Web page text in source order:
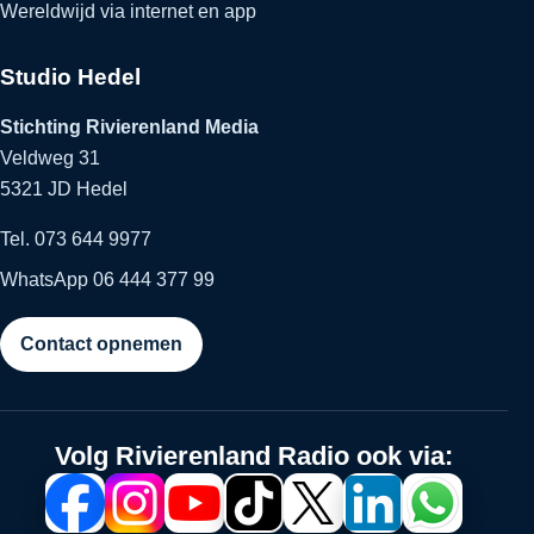
Wereldwijd via internet en app
Studio Hedel
Stichting Rivierenland Media
Veldweg 31
5321 JD Hedel
Tel. 073 644 9977
WhatsApp 06 444 377 99
Contact opnemen
Volg Rivierenland Radio ook via: